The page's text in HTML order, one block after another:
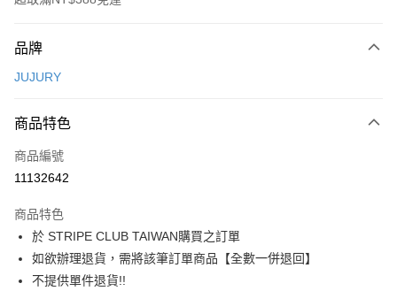
信用卡一次付款
3 期 0 利率 每期
合作金庫商業銀行
上海商業儲蓄銀行
臺灣中小企業銀行
匯豐（台灣）商業銀行
華泰商業銀行
聯邦商業銀行
遠東國際商業銀行
元大商業銀行
超商取貨付款
LINE Pay
Apple Pay
街口支付
悠遊付
品牌
JUJURY
商品特色
商品編號
11132642
商品特色
於 STRIPE CLUB TAIWAN購買之訂單
如欲辦理退貨，需將該筆訂單商品【全數一併退回】
不提供單件退貨!!